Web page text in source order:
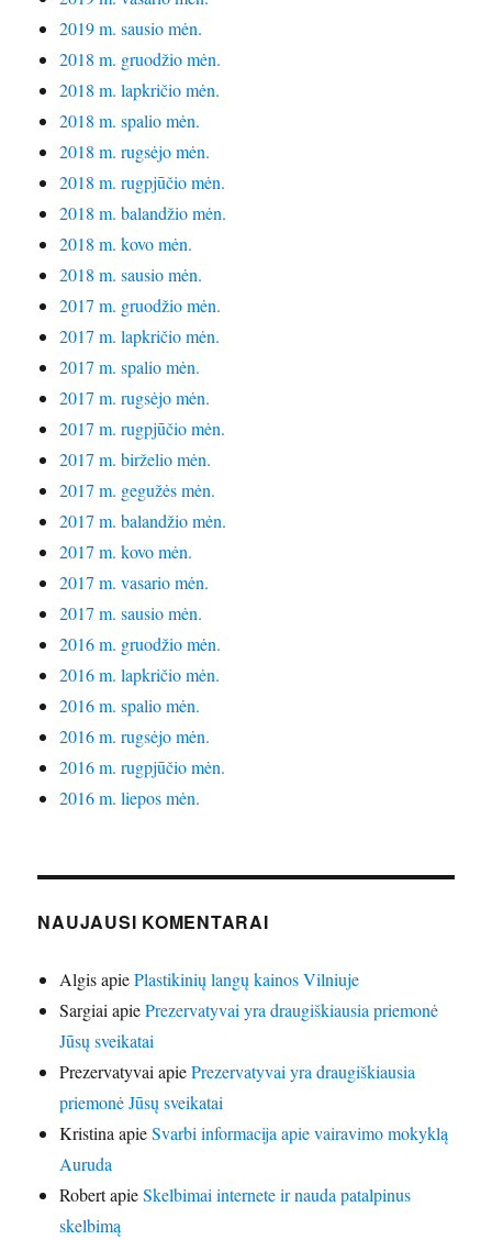
2019 m. sausio mėn.
2018 m. gruodžio mėn.
2018 m. lapkričio mėn.
2018 m. spalio mėn.
2018 m. rugsėjo mėn.
2018 m. rugpjūčio mėn.
2018 m. balandžio mėn.
2018 m. kovo mėn.
2018 m. sausio mėn.
2017 m. gruodžio mėn.
2017 m. lapkričio mėn.
2017 m. spalio mėn.
2017 m. rugsėjo mėn.
2017 m. rugpjūčio mėn.
2017 m. birželio mėn.
2017 m. gegužės mėn.
2017 m. balandžio mėn.
2017 m. kovo mėn.
2017 m. vasario mėn.
2017 m. sausio mėn.
2016 m. gruodžio mėn.
2016 m. lapkričio mėn.
2016 m. spalio mėn.
2016 m. rugsėjo mėn.
2016 m. rugpjūčio mėn.
2016 m. liepos mėn.
NAUJAUSI KOMENTARAI
AlgisapiePlastikinių langų kainos Vilniuje
SargiaiapiePrezervatyvai yra draugiškiausia priemonė
Jūsų sveikatai
PrezervatyvaiapiePrezervatyvai yra draugiškiausia
priemonė Jūsų sveikatai
KristinaapieSvarbi informacija apie vairavimo mokyklą
Auruda
RobertapieSkelbimai internete ir nauda patalpinus
skelbimą